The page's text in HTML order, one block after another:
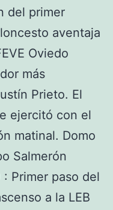
del primer
aventaja
Oviedo
más
Prieto. El
ejercitó con el
matinal. Domo
Salmerón
Primer paso del
a la LEB